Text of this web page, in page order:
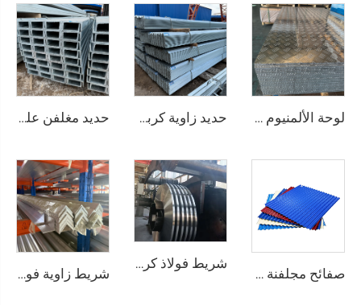
لوحة الألمنيوم المزخرفة حديد زاوية كربوني زاوية متساوية الساقين حديد مغلفن على شكل قناة
صفائح مجلفنة مموجة، صفحات تسقيف مطلية بالألوان
شريط فولاذ كربوني عالي الجودة على شكل لفافة
شريط زاوية فولاذي بملف ألومنيوم